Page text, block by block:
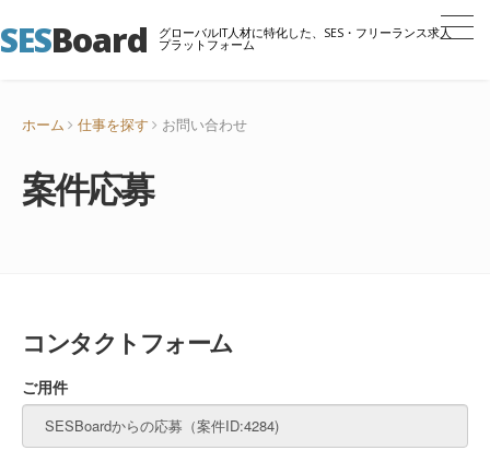
SESBoard グローバルIT人材に特化した、SES・フリーランス求人
プラットフォーム
ホーム 仕事を探す お問い合わせ
案件応募
コンタクトフォーム
ご用件